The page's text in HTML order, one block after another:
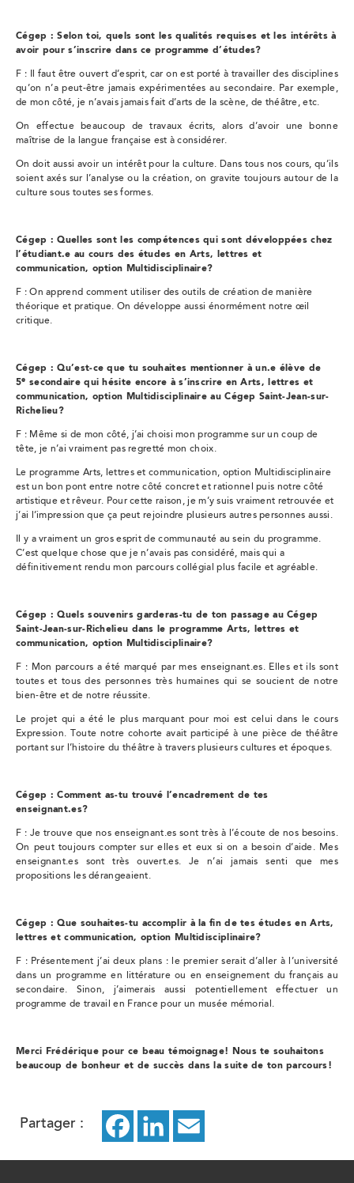
Partager : Facebook
ce
lien
LinkedIn
ce
lien lien
Cégep : Selon toi, quels sont les qualités requises et les intérêts à
avoir pour s’inscrire dans ce programme d’études?
F : Il faut être ouvert d’esprit, car on est porté à travailler des disciplines
qu’on n’a peut-être jamais expérimentées au secondaire. Par exemple,
de mon côté, je n’avais jamais fait d’arts de la scène, de théâtre, etc.
On effectue beaucoup de travaux écrits, alors d’avoir une bonne
maîtrise de la langue française est à considérer.
On doit aussi avoir un intérêt pour la culture. Dans tous nos cours, qu’ils
soient axés sur l’analyse ou la création, on gravite toujours autour de la
culture sous toutes ses formes.
Cégep : Quelles sont les compétences qui sont développées chez
l’étudiant.e au cours des études en Arts, lettres et
communication, option Multidisciplinaire?
F : On apprend comment utiliser des outils de création de manière
théorique et pratique. On développe aussi énormément notre œil
critique.
Cégep : Qu’est-ce que tu souhaites mentionner à un.e élève de
5e secondaire qui hésite encore à s’inscrire en Arts, lettres et
communication, option Multidisciplinaire au Cégep Saint-Jean-sur-
Richelieu?
F : Même si de mon côté, j’ai choisi mon programme sur un coup de
tête, je n’ai vraiment pas regretté mon choix.
Le programme Arts, lettres et communication, option Multidisciplinaire
est un bon pont entre notre côté concret et rationnel puis notre côté
artistique et rêveur. Pour cette raison, je m’y suis vraiment retrouvée et
j’ai l’impression que ça peut rejoindre plusieurs autres personnes aussi.
Il y a vraiment un gros esprit de communauté au sein du programme.
C’est quelque chose que je n’avais pas considéré, mais qui a
définitivement rendu mon parcours collégial plus facile et agréable.
Cégep : Quels souvenirs garderas-tu de ton passage au Cégep
Saint-Jean-sur-Richelieu dans le programme Arts, lettres et
communication, option Multidisciplinaire?
F : Mon parcours a été marqué par mes enseignant.es. Elles et ils sont
toutes et tous des personnes très humaines qui se soucient de notre
bien-être et de notre réussite.
Le projet qui a été le plus marquant pour moi est celui dans le cours
Expression. Toute notre cohorte avait participé à une pièce de théâtre
portant sur l’histoire du théâtre à travers plusieurs cultures et époques.
Cégep : Comment as-tu trouvé l’encadrement de tes
enseignant.es?
F : Je trouve que nos enseignant.es sont très à l’écoute de nos besoins.
On peut toujours compter sur elles et eux si on a besoin d’aide. Mes
enseignant.es sont très ouvert.es. Je n’ai jamais senti que mes
propositions les dérangeaient.
Cégep : Que souhaites-tu accomplir à la fin de tes études en Arts,
lettres et communication, option Multidisciplinaire?
F : Présentement j’ai deux plans : le premier serait d’aller à l’université
dans un programme en littérature ou en enseignement du français au
secondaire. Sinon, j’aimerais aussi potentiellement effectuer un
programme de travail en France pour un musée mémorial.
Merci Frédérique pour ce beau témoignage! Nous te souhaitons
beaucoup de bonheur et de succès dans la suite de ton parcours!